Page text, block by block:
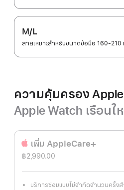
M/L
สายเหมาะสำหรับขนาดข้อมือ 160-210
ความคุ้มครอง
Apple Watch เรือน
เพิ่ม AppleCare+
฿2,990.00
บริการซ่อมแบบไม่จำกัดจำนวนครั้ง